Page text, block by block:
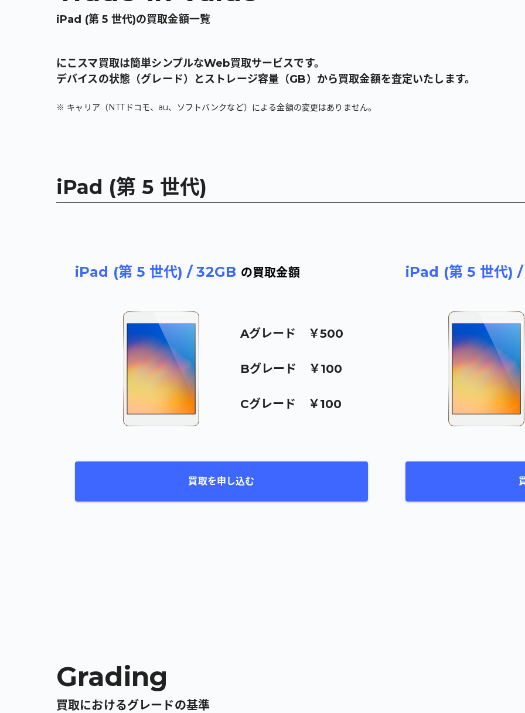
iPad (第 5 世代)の買取金額一覧
にこスマ買取は簡単シンプルなWeb買取サービスです。
デバイスの状態（グレード）とストレージ容量（GB）から買取金額を査定いたします。
※ キャリア（NTTドコモ、au、ソフトバンクなど）による金額の変更はありません。
iPad (第 5 世代)
iPad (第 5 世代) /32GB の買取金額
Aグレード ￥500
Bグレード ￥100
Cグレード ￥100
買取を申し込む
iPad (第 5 世代)
Grading
買取におけるグレードの基準